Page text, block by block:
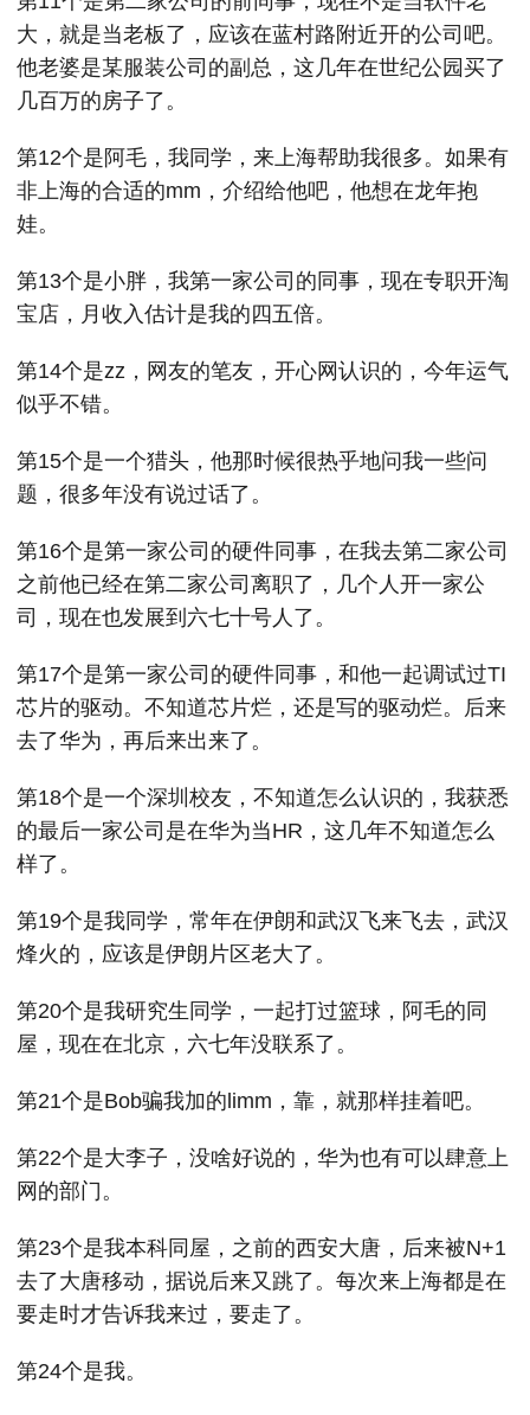
大，就是当老板了，应该在蓝村路附近开的公司吧。
他老婆是某服装公司的副总，这几年在世纪公园买了
几百万的房子了。
第12个是阿毛，我同学，来上海帮助我很多。如果有
非上海的合适的mm，介绍给他吧，他想在龙年抱
娃。
第13个是小胖，我第一家公司的同事，现在专职开淘
宝店，月收入估计是我的四五倍。
第14个是zz，网友的笔友，开心网认识的，今年运气
似乎不错。
第15个是一个猎头，他那时候很热乎地问我一些问
题，很多年没有说过话了。
第16个是第一家公司的硬件同事，在我去第二家公司
之前他已经在第二家公司离职了，几个人开一家公
司，现在也发展到六七十号人了。
第17个是第一家公司的硬件同事，和他一起调试过TI
芯片的驱动。不知道芯片烂，还是写的驱动烂。后来
去了华为，再后来出来了。
第18个是一个深圳校友，不知道怎么认识的，我获悉
的最后一家公司是在华为当HR，这几年不知道怎么
样了。
第19个是我同学，常年在伊朗和武汉飞来飞去，武汉
烽火的，应该是伊朗片区老大了。
第20个是我研究生同学，一起打过篮球，阿毛的同
屋，现在在北京，六七年没联系了。
第21个是Bob骗我加的limm，靠，就那样挂着吧。
第22个是大李子，没啥好说的，华为也有可以肆意上
网的部门。
第23个是我本科同屋，之前的西安大唐，后来被N+1
去了大唐移动，据说后来又跳了。每次来上海都是在
要走时才告诉我来过，要走了。
第24个是我。